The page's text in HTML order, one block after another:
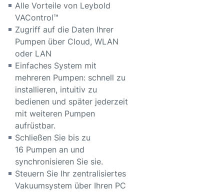
Alle Vorteile von Leybold
VAControl™
Zugriff auf die Daten Ihrer
Pumpen über Cloud, WLAN
oder LAN
Einfaches System mit
mehreren Pumpen: schnell zu
installieren, intuitiv zu
bedienen und später jederzeit
mit weiteren Pumpen
aufrüstbar.
Schließen Sie bis zu
16 Pumpen an und
synchronisieren Sie sie.
Steuern Sie Ihr zentralisiertes
Vakuumsystem über Ihren PC